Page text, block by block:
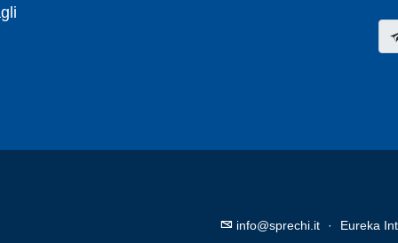
info@sprechi.it · Eureka